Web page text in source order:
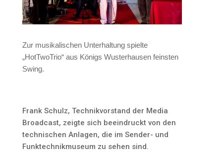
Zur musikalischen Unterhaltung spielte
„HotTwoTrio“ aus Königs Wusterhausen feinsten
Swing.
Frank Schulz, Technikvorstand der Media
Broadcast, zeigte sich beeindruckt von den
technischen Anlagen, die im Sender- und
Funktechnikmuseum zu sehen sind.